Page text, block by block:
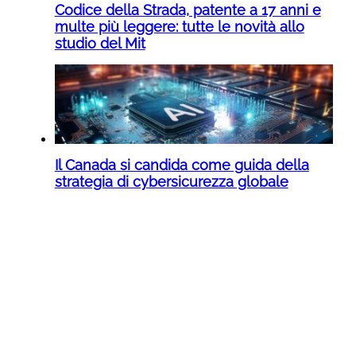
Codice della Strada, patente a 17 anni e
multe più leggere: tutte le novità allo
studio del Mit
Il Canada si candida come guida della
strategia di cybersicurezza globale